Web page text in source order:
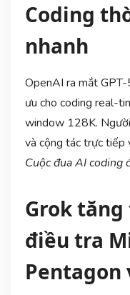
Coding
nhanh
OpenAI ra mắt
ưu cho coding real-
window 128K.
và cộng tác trực tiếp
Cuộc đua AI coding
Grok tăng
điều tra
Pentagon